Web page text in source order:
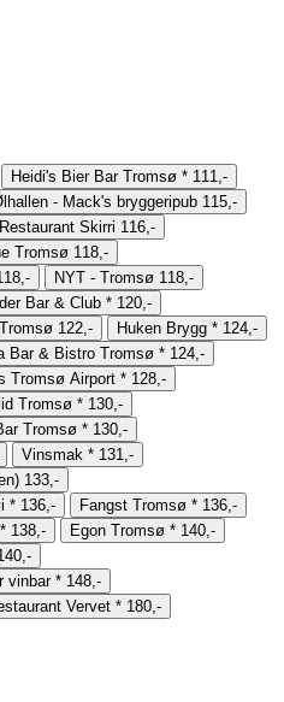
Heidi's Bier Bar Tromsø * 111,-
- Mack's bryggeripub 115,-
Restaurant Skirri 116,-
Tromsø 118,-
NYT - Tromsø 118,-
Bar & Club * 120,-
122,- Huken Brygg * 124,-
Bar & Bistro Tromsø * 124,-
Tromsø Airport * 128,-
Tromsø * 130,-
Tromsø * 130,-
Vinsmak * 131,-
133,-
* 136,- Fangst Tromsø * 136,-
* 138,- Egon Tromsø * 140,-
vinbar * 148,-
Vervet * 180,-